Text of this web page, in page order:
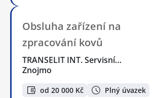
Obsluha zařízení na
zpracování kovů
TRANSELIT INT. Servisní…
Znojmo
od 20 000 Kč Plný úvazek